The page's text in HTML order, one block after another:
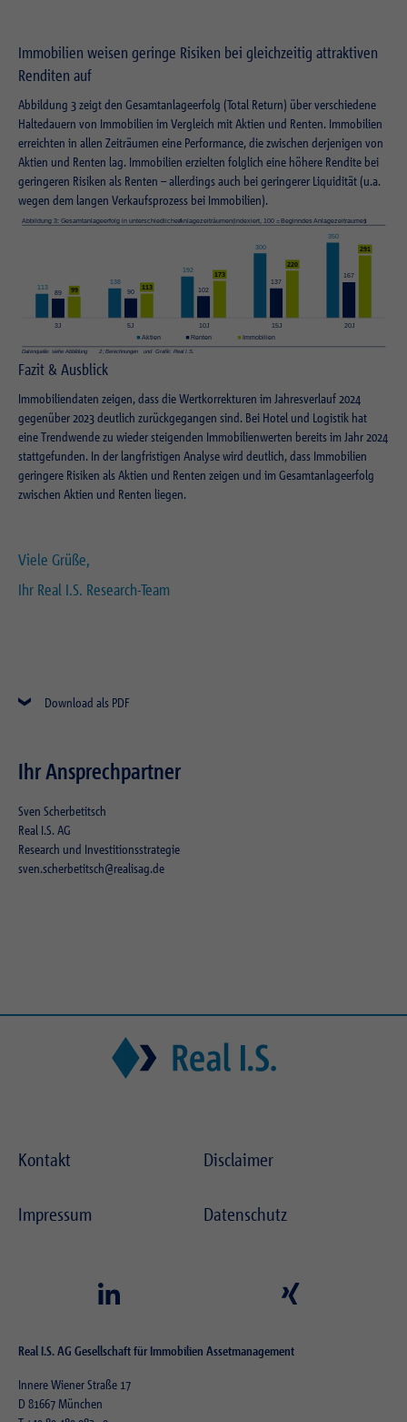
Immobilien weisen geringe Risiken bei gleichzeitig attraktiven
Renditen auf
Abbildung 3 zeigt den Gesamtanlageerfolg (Total Return) über verschiedene
Haltedauern von Immobilien im Vergleich mit Aktien und Renten. Immobilien
erreichten in allen Zeiträumen eine Performance, die zwischen derjenigen von
Aktien und Renten lag. Immobilien erzielten folglich eine höhere Rendite bei
geringeren Risiken als Renten – allerdings auch bei geringerer Liquidität (u.a.
wegen dem langen Verkaufsprozess bei Immobilien).
Fazit & Ausblick
Immobiliendaten zeigen, dass die Wertkorrekturen im Jahresverlauf 2024
gegenüber 2023 deutlich zurückgegangen sind. Bei Hotel und Logistik hat
eine Trendwende zu wieder steigenden Immobilienwerten bereits im Jahr 2024
stattgefunden. In der langfristigen Analyse wird deutlich, dass Immobilien
geringere Risiken als Aktien und Renten zeigen und im Gesamtanlageerfolg
zwischen Aktien und Renten liegen.
Viele Grüße,
Ihr Real I.S. Research-Team
Download als PDF
Ihr Ansprechpartner
Sven Scherbetitsch
Real I.S. AG
Research und Investitionsstrategie
sven.scherbetitsch@realisag.de
Kontakt Disclaimer
Impressum Datenschutz
Real I.S. AG Gesellschaft für Immobilien Assetmanagement
Innere Wiener Straße 17
D 81667 München